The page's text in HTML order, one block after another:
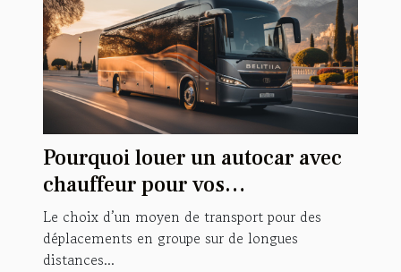
Pourquoi louer un autocar avec
chauffeur pour vos
déplacements en groupe ?
Le choix d’un moyen de transport pour des
déplacements en groupe sur de longues
distances...